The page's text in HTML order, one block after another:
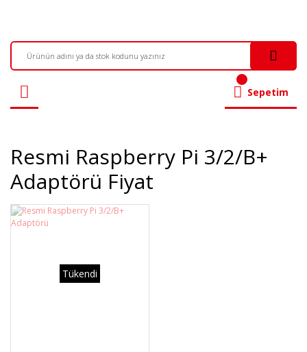
Sepetim
Resmi Raspberry Pi 3/2/b+
Adaptörü Fiyat
Tükendi